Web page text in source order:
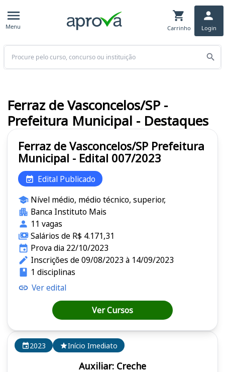
Menu Carrinho Login
Buscar
2023 Início Imediato
Auxiliar: Creche
Ferraz de Vasconcelos/SP Prefeitura
Municipal - Edital 007/2023
Edital Publicado
Nível médio, médio técnico, superior,
Banca Instituto Mais
11 vagas
Salários de R$ 4.171,31
Prova dia 22/10/2023
Inscrições de 09/08/2023 à 14/09/2023
1 disciplinas
Ver edital
Ver Cursos
Ferraz de Vasconcelos/SP -
Prefeitura Municipal - Destaques